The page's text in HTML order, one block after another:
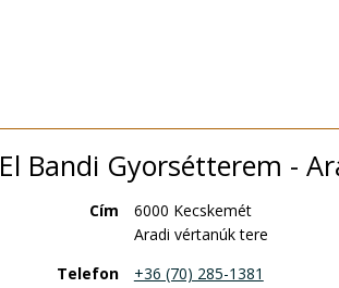
El Bandi Gyorsétterem -
Cím
6000 Kecskemét
Aradi vértanúk tere
Telefon
+36 (70) 285-1381